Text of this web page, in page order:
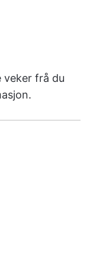
veker frå du